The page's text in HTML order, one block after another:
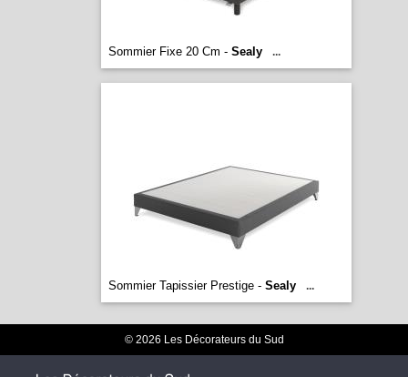
Sommier Fixe 20 Cm - Sealy ...
Sommier Tapissier Prestige - Sealy ...
© 2026 Les Décorateurs du Sud